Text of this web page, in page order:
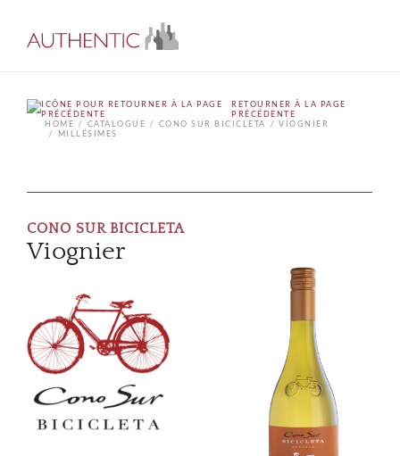
RETOURNER À LA PAGE
PRÉCÉDENTE
HOME
CATALOGUE CONO SUR BICICLETA
VIOGNIER
MILLÉSIMES
CONO SUR BICICLETA
Viognier